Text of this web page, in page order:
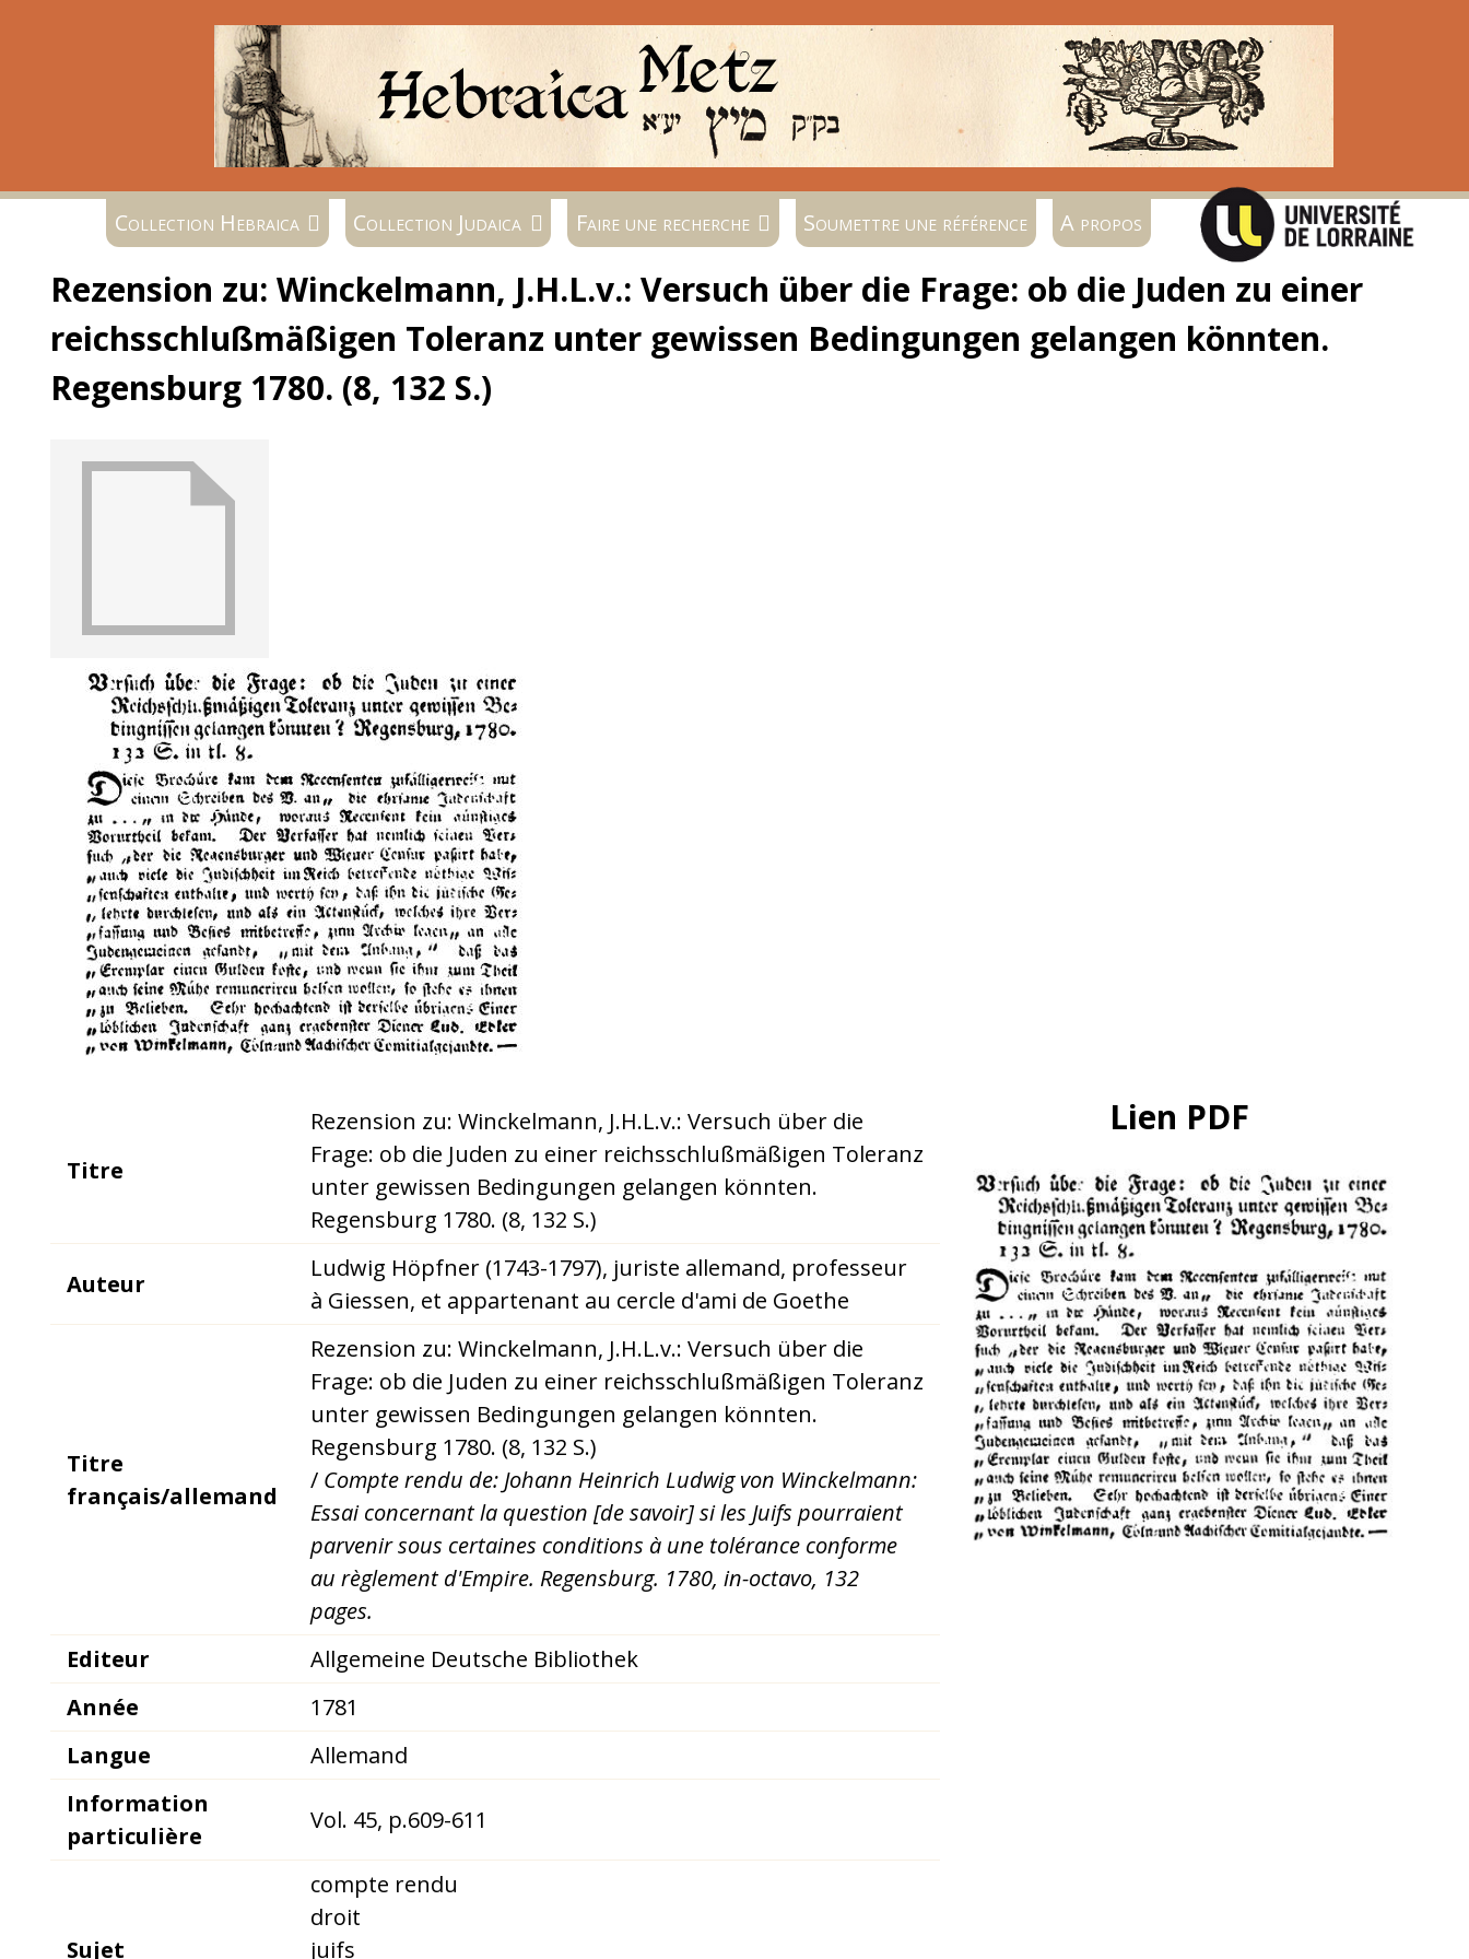
Collection Hebraica Collection Judaica Faire une recherche Soumettre une référence A propos
Rezension zu: Winckelmann, J.H.L.v.: Versuch über die Frage: ob die Juden zu einer
reichsschlußmäßigen Toleranz unter gewissen Bedingungen gelangen könnten.
Regensburg 1780. (8, 132 S.)
Titre
Rezension zu: Winckelmann, J.H.L.v.: Versuch über die
Frage: ob die Juden zu einer reichsschlußmäßigen Toleranz
unter gewissen Bedingungen gelangen könnten.
Regensburg 1780. (8, 132 S.)
Auteur
Ludwig Höpfner (1743-1797), juriste allemand, professeur
à Giessen, et appartenant au cercle d'ami de Goethe
Titre
français/allemand
Rezension zu: Winckelmann, J.H.L.v.: Versuch über die
Frage: ob die Juden zu einer reichsschlußmäßigen Toleranz
unter gewissen Bedingungen gelangen könnten.
Regensburg 1780. (8, 132 S.)
/ Compte rendu de: Johann Heinrich Ludwig von Winckelmann:
Essai concernant la question [de savoir] si les Juifs pourraient
parvenir sous certaines conditions à une tolérance conforme
au règlement d'Empire. Regensburg. 1780, in-octavo, 132
pages.
Editeur
Allgemeine Deutsche Bibliothek
Année
1781
Langue
Allemand
Information
particulière
Vol. 45, p.609-611
Sujet
compte rendu
droit
juifs
Lien PDF